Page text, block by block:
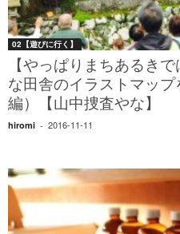
02【遊びに行く】
【やっぱりまちあるき
な田舎のイラストマッ
編）【山中捜査やな】
hiromi - 2016-11-11